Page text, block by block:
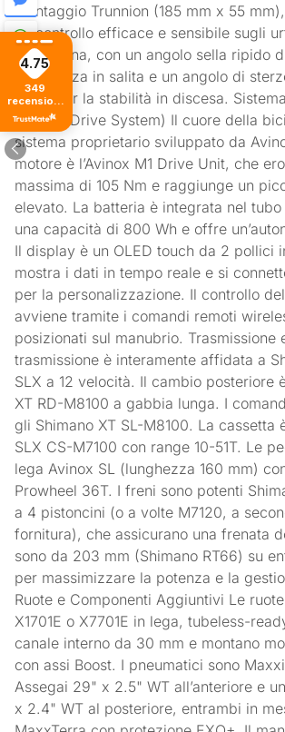
montaggio Trunnion (185 mm x 55
un controllo efficace e sensibile sugli
è moderna, con un angolo sella ripido
l’efficienza in salita e un angolo di
64.5° per la stabilità in discesa.
(Avinox Drive System) Il cuore della
sistema proprietario sviluppato da
motore è l’Avinox M1 Drive Unit, che
massima di 105 Nm e raggiunge un
elevato. La batteria è integrata nel
una capacità di 800 Wh e offre
Il display è un OLED touch da 2 pollici
mostra i dati in tempo reale e si
per la personalizzazione. Il controllo
avviene tramite i comandi remoti
posizionati sul manubrio. Trasmissione
trasmissione è interamente affidata a
SLX a 12 velocità. Il cambio posteriore
XT RD-M8100 a gabbia lunga. I
gli Shimano XT SL-M8100. La cassetta
SLX CS-M7100 con range 10-51T. Le
lega Avinox SL (lunghezza 160 mm)
Prowheel 36T. I freni sono potenti
a 4 pistoncini (o a volte M7120, a
fornitura), che assicurano una frenata
sono da 203 mm (Shimano RT66) su
per massimizzare la potenza e la
Ruote e Componenti Aggiuntivi Le
X1701E o X7701E in lega, tubeless-
canale interno da 30 mm e montano
con assi Boost. I pneumatici sono
Assegai 29" x 2.5" WT all’anteriore e
x 2.4" WT al posteriore, entrambi in
4.75
349
recensioni
di tutti i
tempi